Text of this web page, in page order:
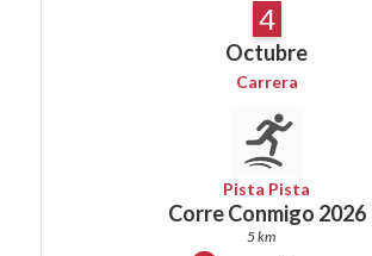
4
Octubre
Carrera
Pista Pista
Corre Conmigo 2026
5 km